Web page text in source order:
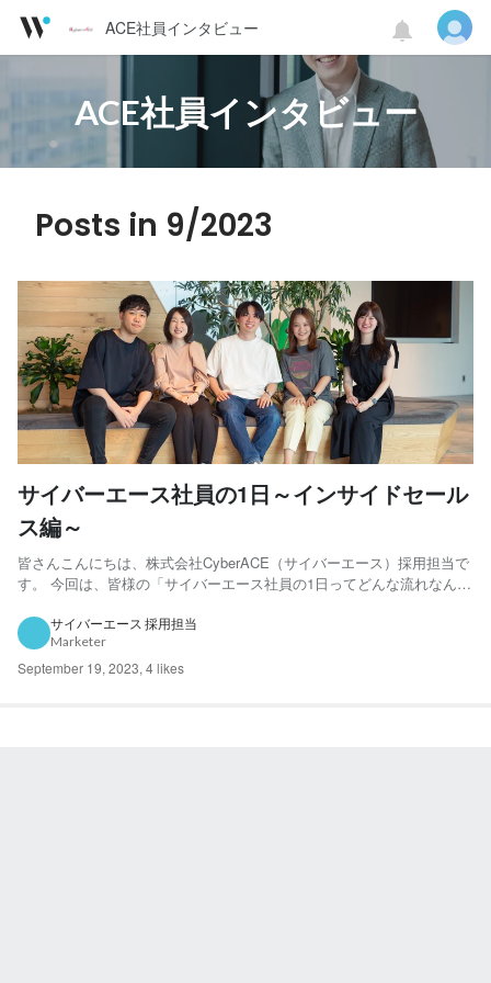
ACE社員インタビュー
ACE社員インタビュー
Posts in 9/2023
サイバーエース社員の1日～インサイドセール
ス編～
皆さんこんにちは、株式会社CyberACE（サイバーエース）採用担当で
す。 今回は、皆様の「サイバーエース社員の1日ってどんな流れなんだ
にお応えすべく、社員インタビューをしました！ 今回お話を聞いたの
は、マーケティンググループにてインサイドセール...
サイバーエース 採用担当
Marketer
September 19, 2023, 4 likes